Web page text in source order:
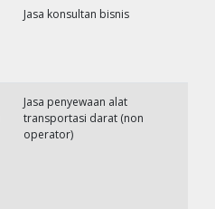
Jasa konsultan bisnis
Jasa penyewaan alat
transportasi darat (non
operator)